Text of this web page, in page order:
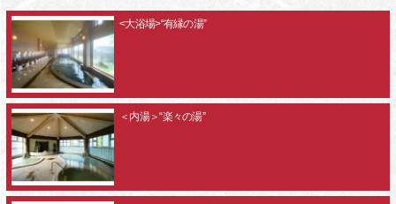
<大浴場>“有縁の湯”
＜内湯＞“楽々の湯”